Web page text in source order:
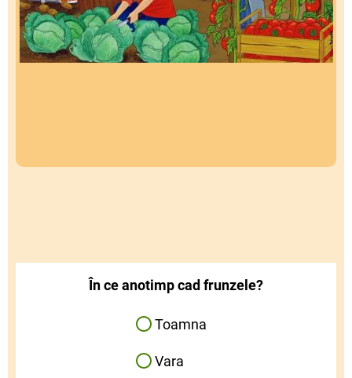
În ce anotimp cad frunzele?
Toamna
Vara